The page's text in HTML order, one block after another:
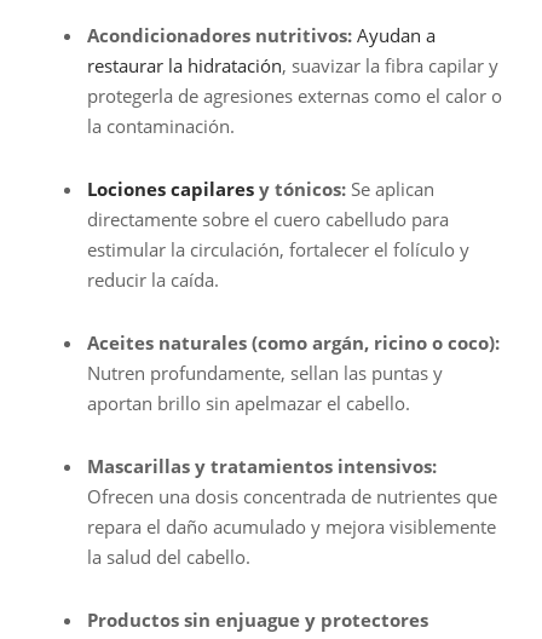
Acondicionadores nutritivos: Ayudan a
restaurar la hidratación, suavizar la fibra capilar y
protegerla de agresiones externas como el calor o
la contaminación.
Lociones capilares y tónicos: Se aplican
directamente sobre el cuero cabelludo para
estimular la circulación, fortalecer el folículo y
reducir la caída.
Aceites naturales (como argán, ricino o coco):
Nutren profundamente, sellan las puntas y
aportan brillo sin apelmazar el cabello.
Mascarillas y tratamientos intensivos:
Ofrecen una dosis concentrada de nutrientes que
repara el daño acumulado y mejora visiblemente
la salud del cabello.
Productos sin enjuague y protectores